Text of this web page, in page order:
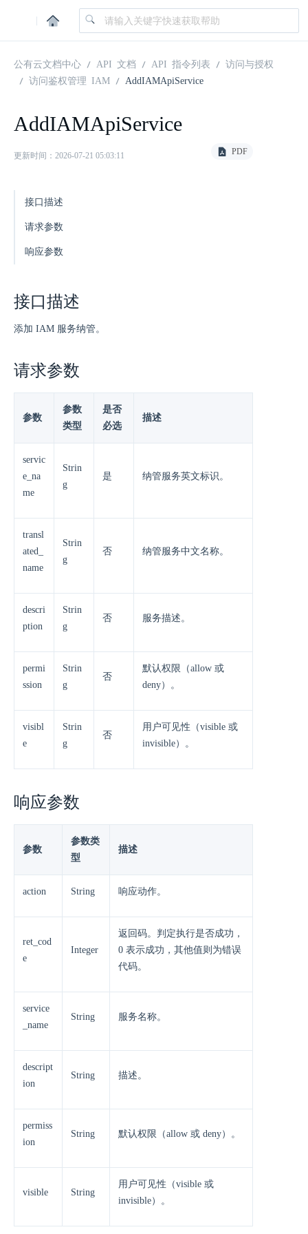
|
公有云文档中心 API 文档 API 指令列表
访问与授权
访问鉴权管理 IAM
AddIAMApiService
AddIAMApiService
更新时间：2026-07-21 05:03:11 PDF
接口描述
请求参数
响应参数
接口描述
添加 IAM 服务纳管。
请求参数
参数
参数
类型
是否
必选
描述
servic
e_na
me
Strin
g
是 纳管服务英文标识。
transl
ated_
name
Strin
g
否 纳管服务中文名称。
descri
ption
Strin
g
否 服务描述。
permi
ssion
Strin
g
否
默认权限（allow 或
deny）。
visibl
e
Strin
g
否
用户可见性（visible 或
invisible）。
响应参数
参数
参数类
型
描述
action String 响应动作。
ret_cod
e
Integer
返回码。判定执行是否成功，
0 表示成功，其他值则为错误
代码。
service
_name
String 服务名称。
descript
ion
String 描述。
permiss
ion
String 默认权限（allow 或 deny）。
visible String
用户可见性（visible 或
invisible）。